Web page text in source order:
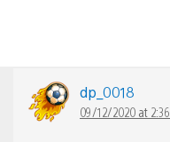
dp_0018
09/12/2020 at